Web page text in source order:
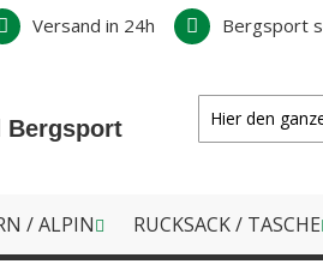
Versand in 24h Bergsport
Bergsport
/ ALPIN RUCKSACK / TASCHE